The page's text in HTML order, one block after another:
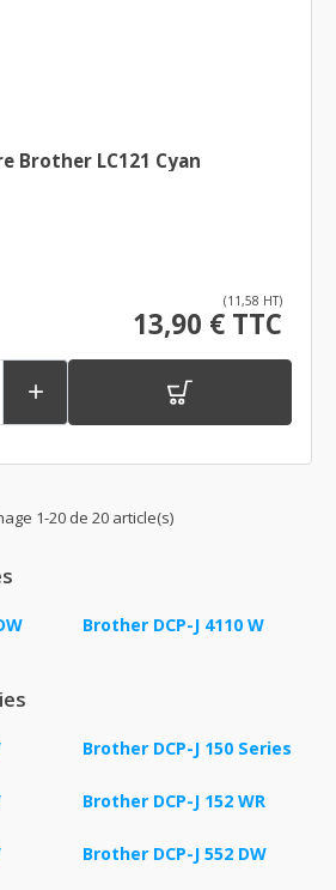
Brother LC121 Cyan
(11,58 HT)
13,90 € TTC

1-20 de 20 article(s)
Brother DCP-J 4110 W
Brother DCP-J 150 Series
Brother DCP-J 152 WR
Brother DCP-J 552 DW